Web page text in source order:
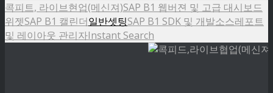
콕피트, 라이브현업(메신져)SAP B1 웹버젼 및 고급 대시보드
위젯SAP B1 캘린더일반셋팅SAP B1 SDK 및 개발소스레포트
및 레이아웃 관리자Instant Search